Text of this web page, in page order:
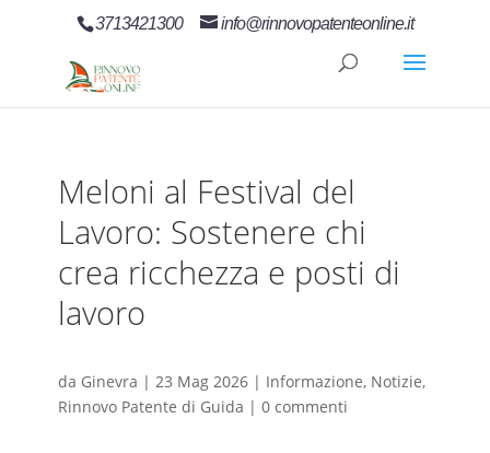
3713421300 info@rinnovopatenteonline.it
Meloni al Festival del
Lavoro: Sostenere chi
crea ricchezza e posti di
lavoro
da Ginevra | 23 Mag 2026| Informazione, Notizie,
Rinnovo Patente di Guida | 0 commenti